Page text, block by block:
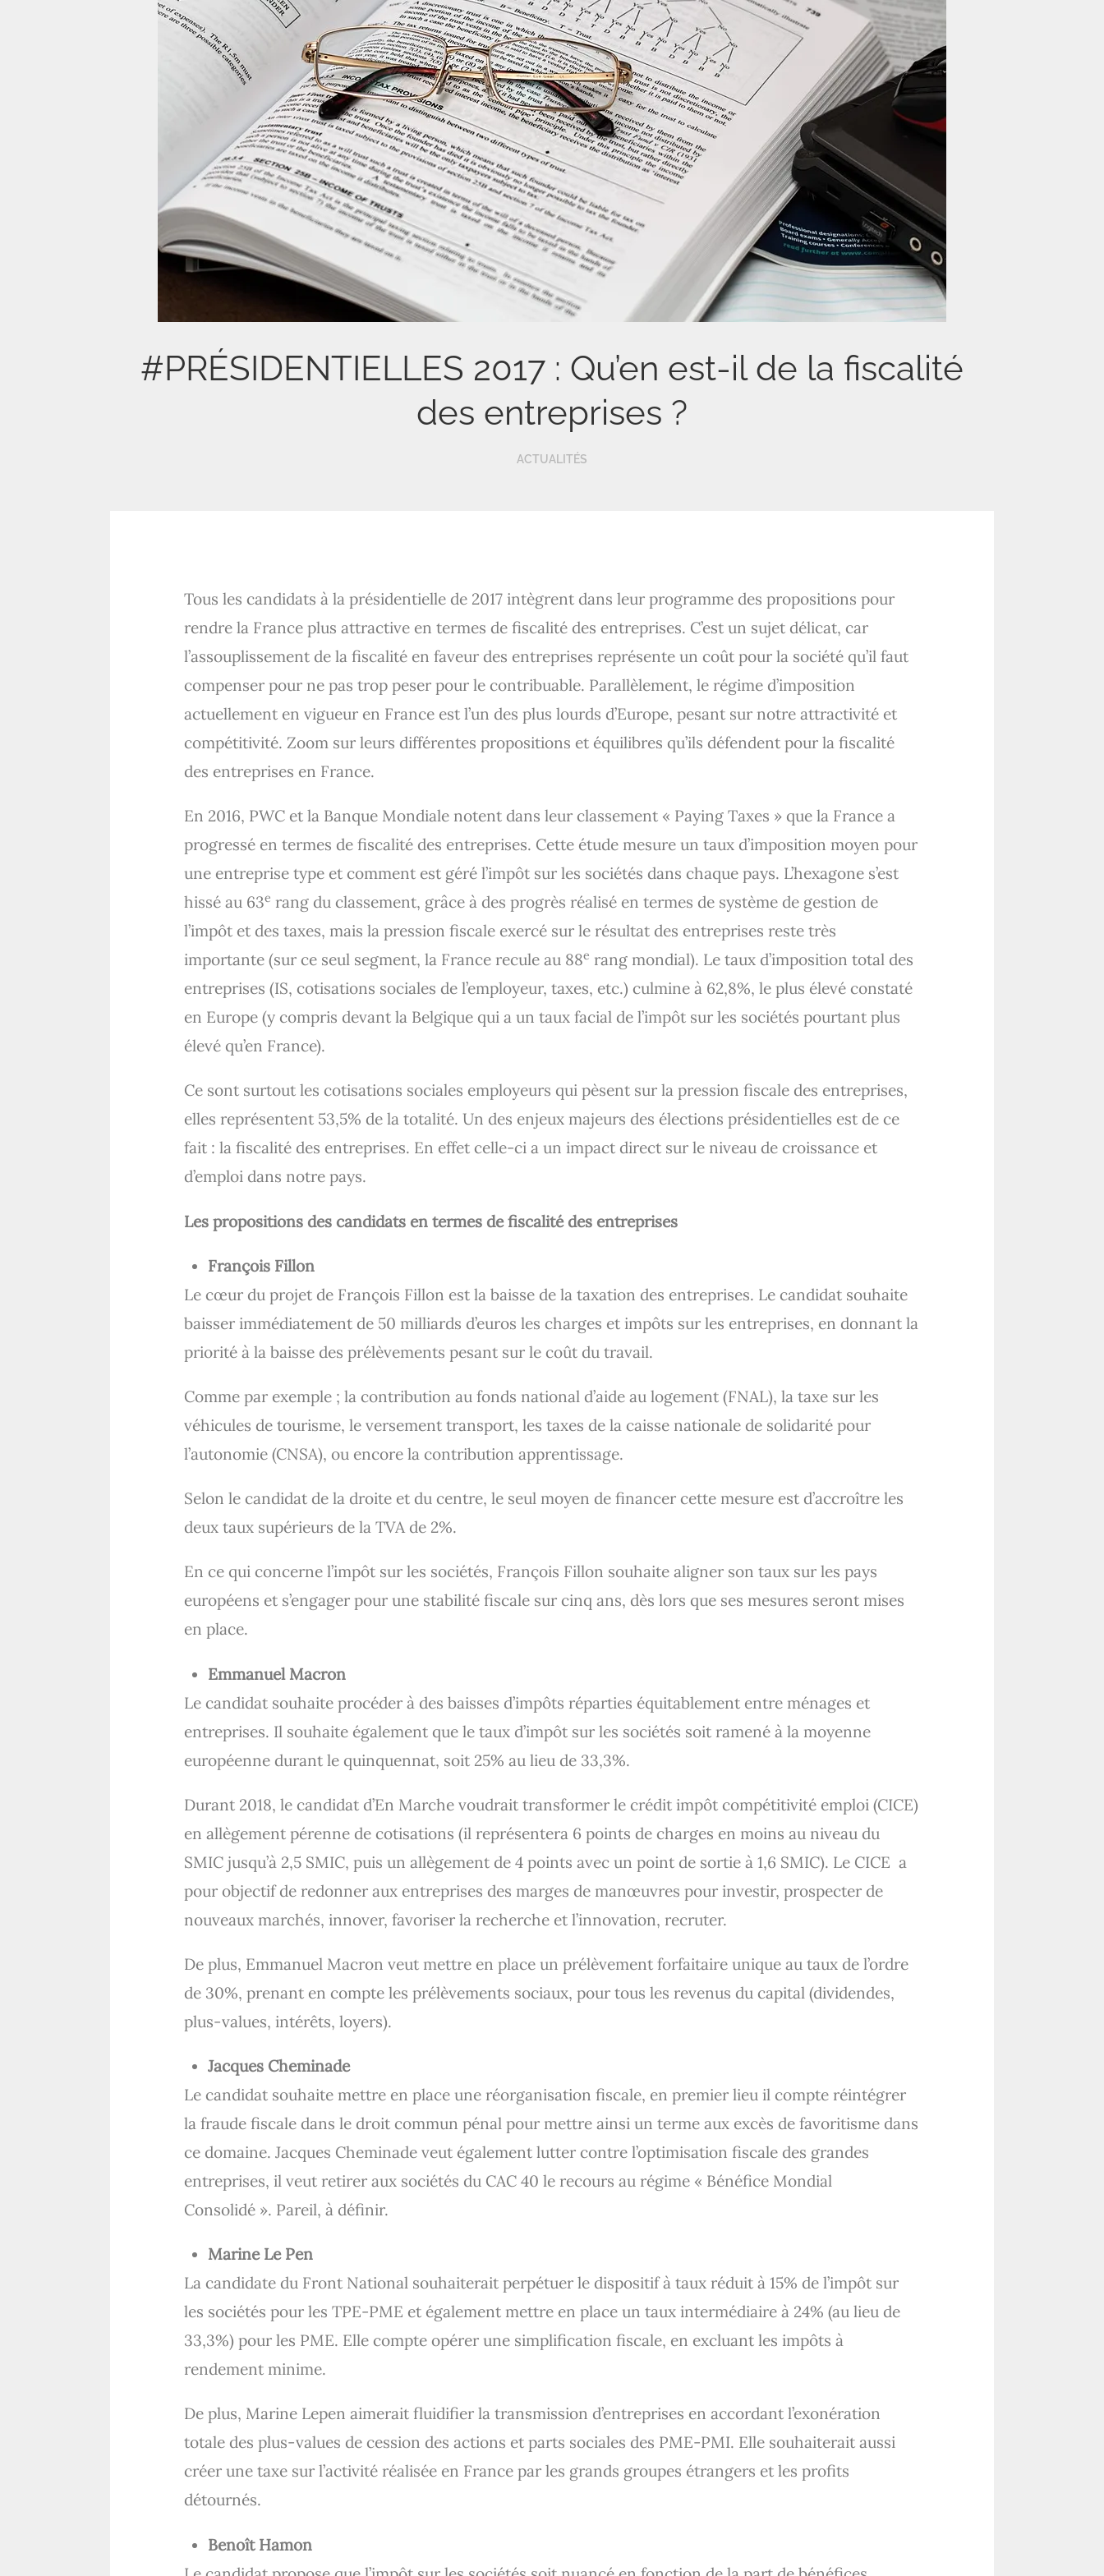
#PRÉSIDENTIELLES 2017 : Qu’en est-il de la fiscalité
des entreprises ?
ACTUALITÉS
Tous les candidats à la présidentielle de 2017 intègrent dans leur programme des propositions pour
rendre la France plus attractive en termes de fiscalité des entreprises. C’est un sujet délicat, car
l’assouplissement de la fiscalité en faveur des entreprises représente un coût pour la société qu’il faut
compenser pour ne pas trop peser pour le contribuable. Parallèlement, le régime d’imposition
actuellement en vigueur en France est l’un des plus lourds d’Europe, pesant sur notre attractivité et
compétitivité. Zoom sur leurs différentes propositions et équilibres qu’ils défendent pour la fiscalité
des entreprises en France.
En 2016, PWC et la Banque Mondiale notent dans leur classement « Paying Taxes » que la France a
progressé en termes de fiscalité des entreprises. Cette étude mesure un taux d’imposition moyen pour
une entreprise type et comment est géré l’impôt sur les sociétés dans chaque pays. L’hexagone s’est
hissé au 63e rang du classement, grâce à des progrès réalisé en termes de système de gestion de
l’impôt et des taxes, mais la pression fiscale exercé sur le résultat des entreprises reste très
importante (sur ce seul segment, la France recule au 88e rang mondial). Le taux d’imposition total des
entreprises (IS, cotisations sociales de l’employeur, taxes, etc.) culmine à 62,8%, le plus élevé constaté
en Europe (y compris devant la Belgique qui a un taux facial de l’impôt sur les sociétés pourtant plus
élevé qu’en France).
Ce sont surtout les cotisations sociales employeurs qui pèsent sur la pression fiscale des entreprises,
elles représentent 53,5% de la totalité. Un des enjeux majeurs des élections présidentielles est de ce
fait : la fiscalité des entreprises. En effet celle-ci a un impact direct sur le niveau de croissance et
d’emploi dans notre pays.
Les propositions des candidats en termes de fiscalité des entreprises
François Fillon
Le cœur du projet de François Fillon est la baisse de la taxation des entreprises. Le candidat souhaite
baisser immédiatement de 50 milliards d’euros les charges et impôts sur les entreprises, en donnant la
priorité à la baisse des prélèvements pesant sur le coût du travail.
Comme par exemple ; la contribution au fonds national d’aide au logement (FNAL), la taxe sur les
véhicules de tourisme, le versement transport, les taxes de la caisse nationale de solidarité pour
l’autonomie (CNSA), ou encore la contribution apprentissage.
Selon le candidat de la droite et du centre, le seul moyen de financer cette mesure est d’accroître les
deux taux supérieurs de la TVA de 2%.
En ce qui concerne l’impôt sur les sociétés, François Fillon souhaite aligner son taux sur les pays
européens et s’engager pour une stabilité fiscale sur cinq ans, dès lors que ses mesures seront mises
en place.
Emmanuel Macron
Le candidat souhaite procéder à des baisses d’impôts réparties équitablement entre ménages et
entreprises. Il souhaite également que le taux d’impôt sur les sociétés soit ramené à la moyenne
européenne durant le quinquennat, soit 25% au lieu de 33,3%.
Durant 2018, le candidat d’En Marche voudrait transformer le crédit impôt compétitivité emploi (CICE)
en allègement pérenne de cotisations (il représentera 6 points de charges en moins au niveau du
SMIC jusqu’à 2,5 SMIC, puis un allègement de 4 points avec un point de sortie à 1,6 SMIC). Le CICE a
pour objectif de redonner aux entreprises des marges de manœuvres pour investir, prospecter de
nouveaux marchés, innover, favoriser la recherche et l’innovation, recruter.
De plus, Emmanuel Macron veut mettre en place un prélèvement forfaitaire unique au taux de l’ordre
de 30%, prenant en compte les prélèvements sociaux, pour tous les revenus du capital (dividendes,
plus-values, intérêts, loyers).
Jacques Cheminade
Le candidat souhaite mettre en place une réorganisation fiscale, en premier lieu il compte réintégrer
la fraude fiscale dans le droit commun pénal pour mettre ainsi un terme aux excès de favoritisme dans
ce domaine. Jacques Cheminade veut également lutter contre l’optimisation fiscale des grandes
entreprises, il veut retirer aux sociétés du CAC 40 le recours au régime « Bénéfice Mondial
Consolidé ». Pareil, à définir.
Marine Le Pen
La candidate du Front National souhaiterait perpétuer le dispositif à taux réduit à 15% de l’impôt sur
les sociétés pour les TPE-PME et également mettre en place un taux intermédiaire à 24% (au lieu de
33,3%) pour les PME. Elle compte opérer une simplification fiscale, en excluant les impôts à
rendement minime.
De plus, Marine Lepen aimerait fluidifier la transmission d’entreprises en accordant l’exonération
totale des plus-values de cession des actions et parts sociales des PME-PMI. Elle souhaiterait aussi
créer une taxe sur l’activité réalisée en France par les grands groupes étrangers et les profits
détournés.
Benoît Hamon